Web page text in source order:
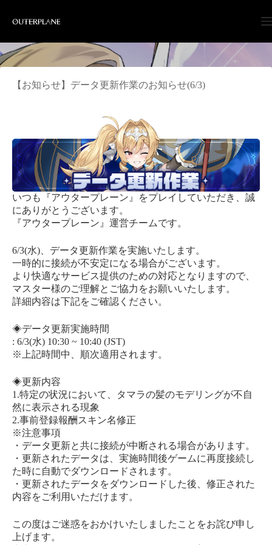
content
【お知らせ】データ更新作業のお知らせ(6/3)
いつも『アウタープレーン』をプレイしていただき、誠
にありがとうございます。
『アウタープレーン』運営チームです。
6/3(水)、データ更新作業を実施いたします。
一時的に接続が不安定になる場合がございます。
より快適なサービス提供のための対応となりますので、
マスター様のご理解とご協力をお願いいたします。
詳細内容は下記をご確認ください。
◈データ更新実施時間
: 6/3(水) 10:30 ~ 10:40 (JST)
※上記時間中、順次適用されます。
◈更新内容
1.特定の状況において、タマラの髪のモデリングが不自
然に表示される現象
2.事前登録報酬スキン名修正
※注意事項
・データ更新と共に接続が中断される場合があります。
・更新されたデータは、実施時間後ゲームに再度接続し
た時に自動でダウンロードされます。
・更新されたデータをダウンロードした後、修正された
内容をご利用いただけます。
この度はご迷惑をおかけいたしましたことをお詫び申し
上げます。